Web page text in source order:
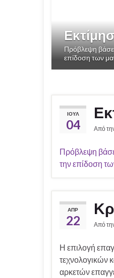
Πρόβλεψη
επίδοση των
ΙΟΎΛ
04 Από
Πρόβλεψη
την επίδοση
ΑΠΡ
22 Από
Η επιλογή
τεχνολογικών
αρκετών